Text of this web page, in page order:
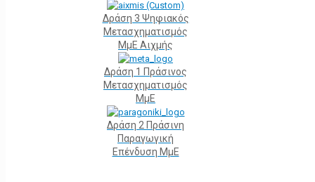
Δράση 3 Ψηφιακός
Μετασχηματισμός
ΜμΕ Αιχμής
Δράση 1 Πράσινος
Μετασχηματισμός
ΜμΕ
Δράση 2 Πράσινη
Παραγωγική
Επένδυση ΜμΕ